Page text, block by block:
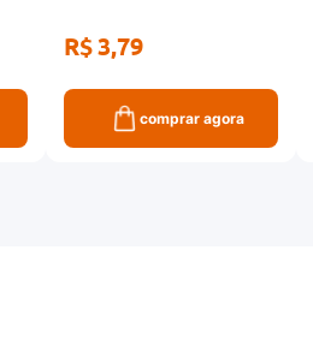
R$ 3,79
comprar agora